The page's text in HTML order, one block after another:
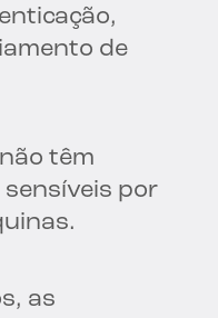
de
têm
por
as